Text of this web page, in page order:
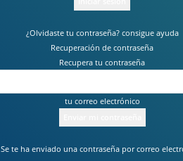
¿Olvidaste tu contraseña? consigue ayuda
Recuperación de contraseña
Recupera tu contraseña
tu correo electrónico
Se te ha enviado una contraseña por correo